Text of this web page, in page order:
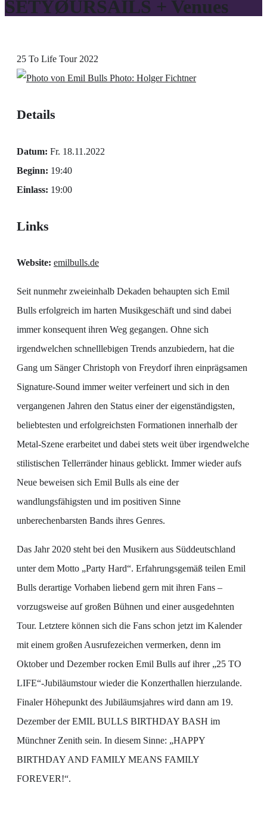
SETYØURSAILS + Venues
25 To Life Tour 2022
Photo: Holger Fichtner
Details
Datum: Fr. 18.11.2022
Beginn: 19:40
Einlass: 19:00
Links
Website: emilbulls.de
Seit nunmehr zweieinhalb Dekaden behaupten sich Emil
Bulls erfolgreich im harten Musikgeschäft und sind dabei
immer konsequent ihren Weg gegangen. Ohne sich
irgendwelchen schnelllebigen Trends anzubiedern, hat die
Gang um Sänger Christoph von Freydorf ihren einprägsamen
Signature-Sound immer weiter verfeinert und sich in den
vergangenen Jahren den Status einer der eigenständigsten,
beliebtesten und erfolgreichsten Formationen innerhalb der
Metal-Szene erarbeitet und dabei stets weit über irgendwelche
stilistischen Tellerränder hinaus geblickt. Immer wieder aufs
Neue beweisen sich Emil Bulls als eine der
wandlungsfähigsten und im positiven Sinne
unberechenbarsten Bands ihres Genres.
Das Jahr 2020 steht bei den Musikern aus Süddeutschland
unter dem Motto „Party Hard“. Erfahrungsgemäß teilen Emil
Bulls derartige Vorhaben liebend gern mit ihren Fans –
vorzugsweise auf großen Bühnen und einer ausgedehnten
Tour. Letztere können sich die Fans schon jetzt im Kalender
mit einem großen Ausrufezeichen vermerken, denn im
Oktober und Dezember rocken Emil Bulls auf ihrer „25 TO
LIFE“-Jubiläumstour wieder die Konzerthallen hierzulande.
Finaler Höhepunkt des Jubiläumsjahres wird dann am 19.
Dezember der EMIL BULLS BIRTHDAY BASH im
Münchner Zenith sein. In diesem Sinne: „HAPPY
BIRTHDAY AND FAMILY MEANS FAMILY
FOREVER!“.